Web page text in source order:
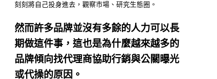
刻刻將自己投身進去，觀察市場、研究生態圈。
然而許多品牌並沒有多餘的人力可以長
期做這件事，這也是為什麼越來越多的
品牌傾向找代理商協助行銷與公關曝光
或代操的原因。